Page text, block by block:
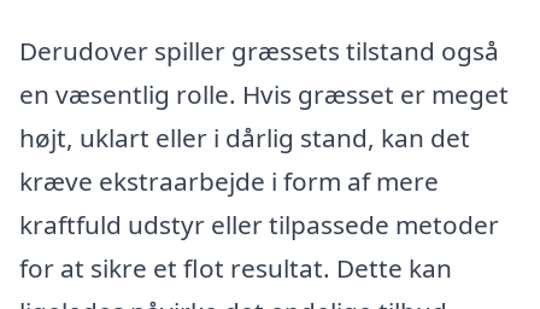
Derudover spiller græssets tilstand også
en væsentlig rolle. Hvis græsset er meget
højt, uklart eller i dårlig stand, kan det
kræve ekstraarbejde i form af mere
kraftfuld udstyr eller tilpassede metoder
for at sikre et flot resultat. Dette kan